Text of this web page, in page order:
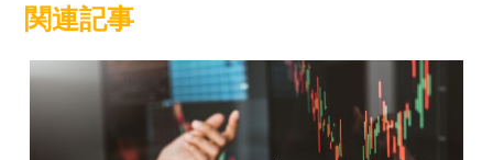
関連記事